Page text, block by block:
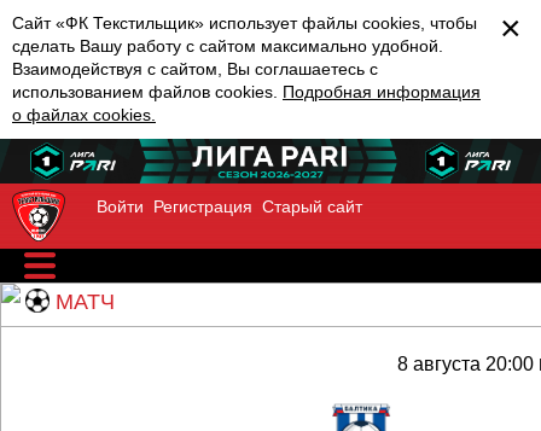
×
Сайт «ФК Текстильщик» использует файлы cookies, чтобы
сделать Вашу работу с сайтом максимально удобной.
Взаимодействуя с сайтом, Вы соглашаетесь с
использованием файлов cookies. Подробная информация
о файлах cookies.
Войти Регистрация Старый сайт
МАТЧ
8 августа 20:00